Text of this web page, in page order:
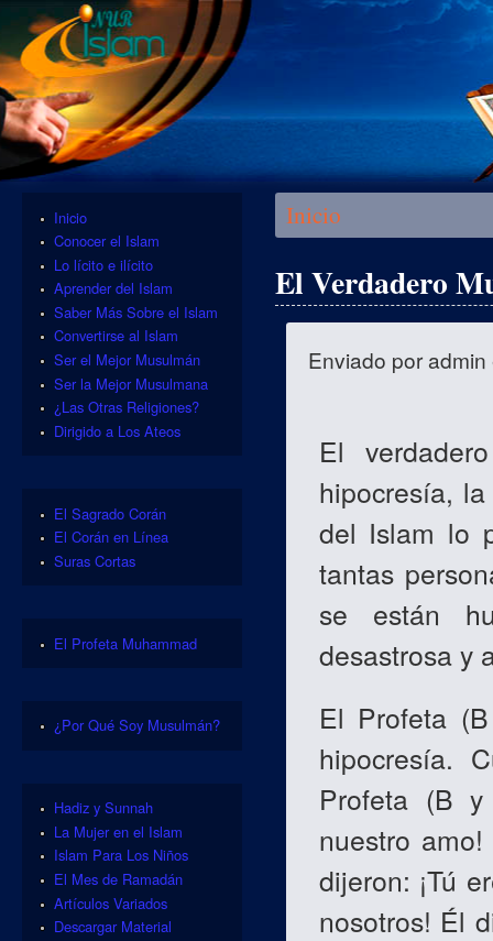
Se encuentra usted aquí
Inicio
El Verdadero
Enviado poradmin
El
hipocresía,
del Islam lo
tantas
se están
desastrosa y
El Profeta
hipocresía.
Profeta (B
nuestro
dijeron: ¡Tú
nosotros! Él
Inicio
Conocer el Islam
Lo lícito e ilícito
Aprender del Islam
Saber Más Sobre el Islam
Convertirse al Islam
Ser el Mejor Musulmán
Ser la Mejor Musulmana
¿Las Otras Religiones?
Dirigido a Los Ateos
El Sagrado Corán
El Corán en Línea
Suras Cortas
El Profeta Muhammad
¿Por Qué Soy Musulmán?
Hadiz y Sunnah
La Mujer en el Islam
Islam Para Los Niños
El Mes de Ramadán
Artículos Variados
Descargar Material